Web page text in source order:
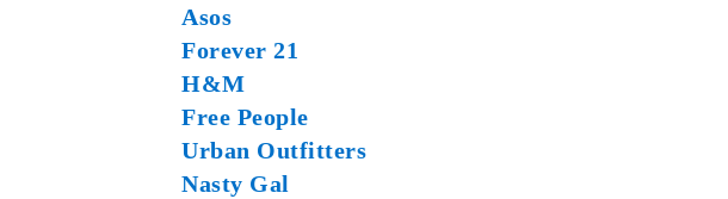
Asos
Forever 21
H&M
Free People
Urban Outfitters
Nasty Gal